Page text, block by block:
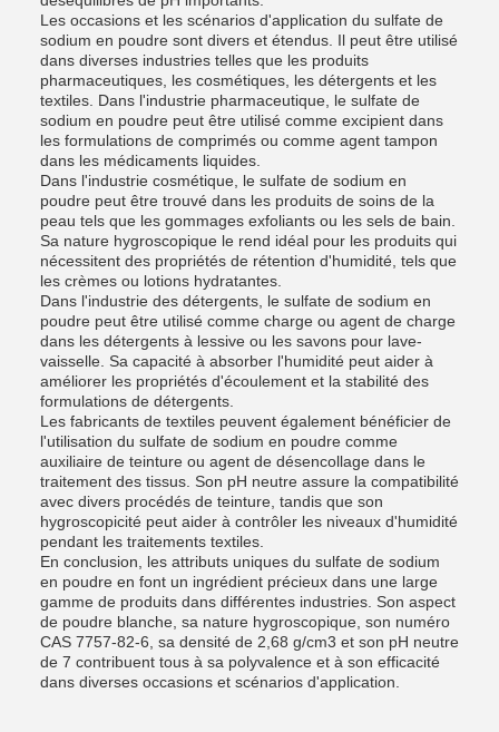
Les occasions et les scénarios d'application du sulfate de
sodium en poudre sont divers et étendus. Il peut être utilisé
dans diverses industries telles que les produits
pharmaceutiques, les cosmétiques, les détergents et les
textiles. Dans l'industrie pharmaceutique, le sulfate de
sodium en poudre peut être utilisé comme excipient dans
les formulations de comprimés ou comme agent tampon
dans les médicaments liquides.
Dans l'industrie cosmétique, le sulfate de sodium en
poudre peut être trouvé dans les produits de soins de la
peau tels que les gommages exfoliants ou les sels de bain.
Sa nature hygroscopique le rend idéal pour les produits qui
nécessitent des propriétés de rétention d'humidité, tels que
les crèmes ou lotions hydratantes.
Dans l'industrie des détergents, le sulfate de sodium en
poudre peut être utilisé comme charge ou agent de charge
dans les détergents à lessive ou les savons pour lave-
vaisselle. Sa capacité à absorber l'humidité peut aider à
améliorer les propriétés d'écoulement et la stabilité des
formulations de détergents.
Les fabricants de textiles peuvent également bénéficier de
l'utilisation du sulfate de sodium en poudre comme
auxiliaire de teinture ou agent de désencollage dans le
traitement des tissus. Son pH neutre assure la compatibilité
avec divers procédés de teinture, tandis que son
hygroscopicité peut aider à contrôler les niveaux d'humidité
pendant les traitements textiles.
En conclusion, les attributs uniques du sulfate de sodium
en poudre en font un ingrédient précieux dans une large
gamme de produits dans différentes industries. Son aspect
de poudre blanche, sa nature hygroscopique, son numéro
CAS 7757-82-6, sa densité de 2,68 g/cm3 et son pH neutre
de 7 contribuent tous à sa polyvalence et à son efficacité
dans diverses occasions et scénarios d'application.